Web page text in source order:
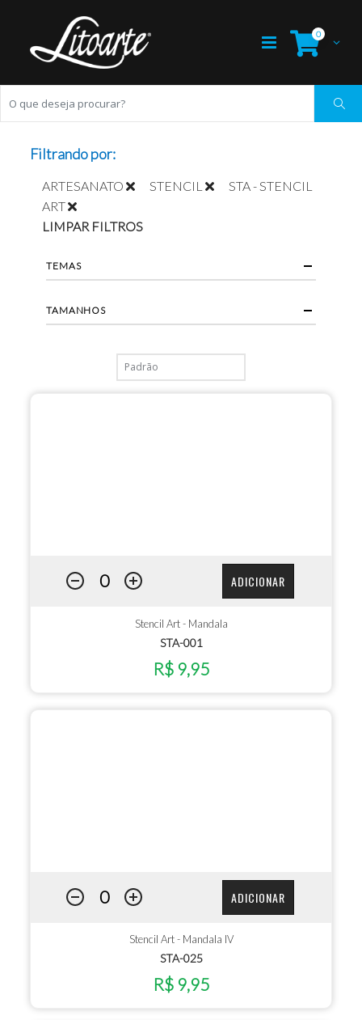
0
ADICIONAR
Stencil Art - Mandala
STA-001
R$ 9,95
ADICIONAR
Stencil Art - Mandala IV
STA-025
R$ 9,95
Filtrando por:
ARTESANATO STENCIL
STA - STENCIL
ART
LIMPAR FILTROS
TEMAS
TAMANHOS